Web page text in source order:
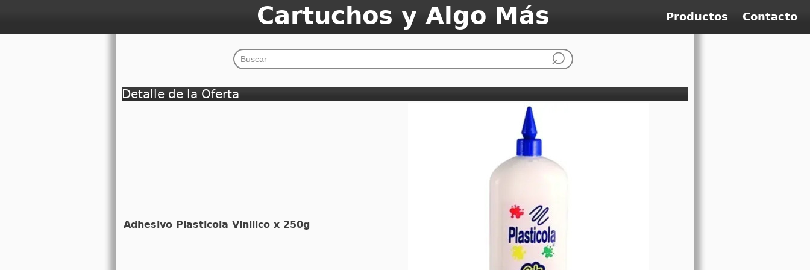
Cartuchos y Algo Más Productos Contacto
Detalle de la Oferta
Adhesivo Plasticola Vinilico x 250g